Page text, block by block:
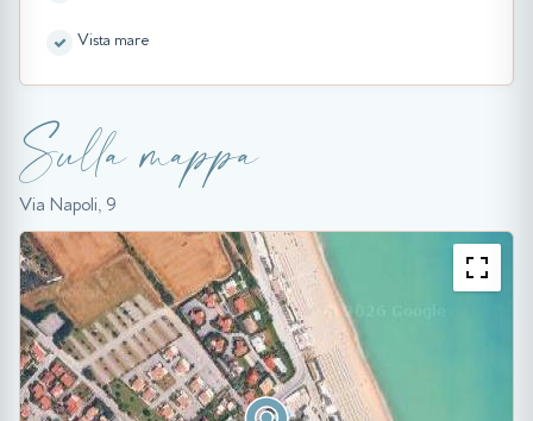
Vista mare
Sulla mappa
Via Napoli, 9